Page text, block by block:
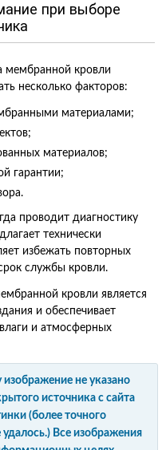
при выборе
мембранной кровли
несколько факторов:
материалами;
материалов;
гарантии;
проводит диагностику
технически
избежать повторных
службы кровли.
кровли является
и обеспечивает
и атмосферных
не указано
источника с сайта
(более точного
удалось.) Все изображения